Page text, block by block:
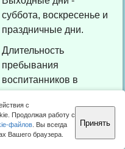
суббота, воскресенье и
праздничные дни.
Длительность
пребывания
воспитанников в
7:30 до 17:30).
района 2010 -2026 ©
с
Продолжая работу с
файлов . Вы всегда
Вашего браузера.
Принять